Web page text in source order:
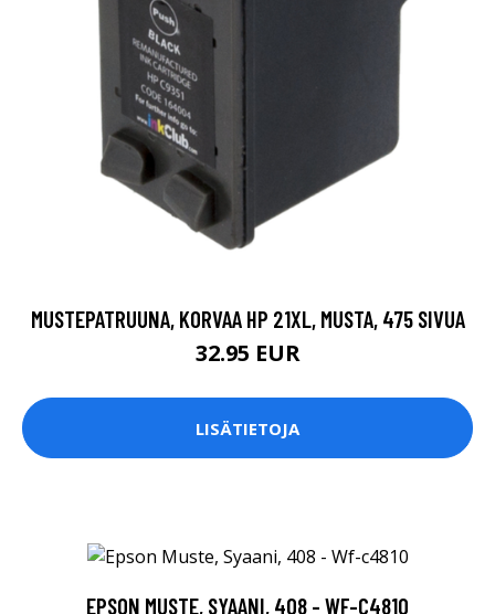
MUSTEPATRUUNA, KORVAA HP 21XL, MUSTA, 475 SIVUA
32.95 EUR
LISÄTIETOJA
EPSON MUSTE, SYAANI, 408 - WF-C4810